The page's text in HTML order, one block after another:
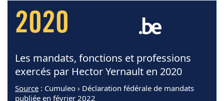
2020
Les mandats, fonctions et professions
exercés par Hector Yernault en 2020
Source : Cumuleo › Déclaration fédérale de mandats
publiée en février 2022